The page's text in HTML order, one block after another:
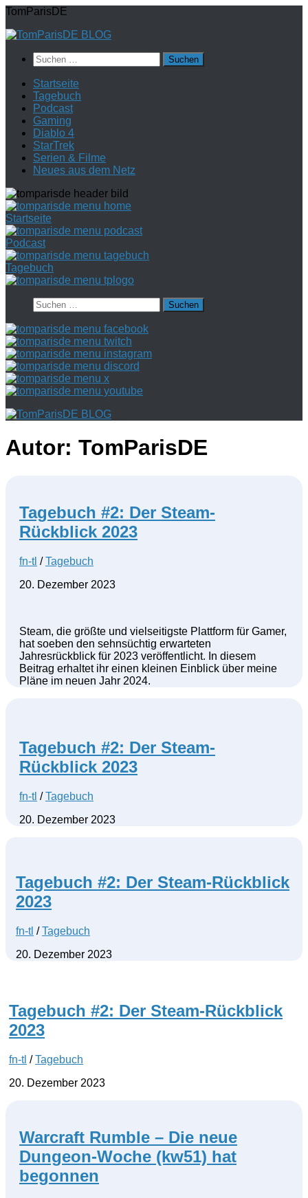
Zum
springen
TomParisDE
Suchen
nach:
Startseite
Tagebuch
Podcast
Gaming
Diablo 4
StarTrek
Serien & Filme
Neues aus dem Netz
Startseite
Podcast
Tagebuch
Suchen
nach:
Autor: TomParisDE
Tagebuch #2: Der Steam-
Rückblick 2023
fn-tl /Tagebuch
20. Dezember 2023
Steam, die größte und vielseitigste Plattform für Gamer,
hat soeben den sehnsüchtig erwarteten
Jahresrückblick für 2023 veröffentlicht. In diesem
Beitrag erhaltet ihr einen kleinen Einblick über meine
Pläne im neuen Jahr 2024.
Tagebuch #2: Der Steam-
Rückblick 2023
fn-tl /Tagebuch
20. Dezember 2023
Tagebuch #2: Der Steam-Rückblick
2023
fn-tl /Tagebuch
20. Dezember 2023
Tagebuch #2: Der Steam-Rückblick
2023
fn-tl /Tagebuch
20. Dezember 2023
Warcraft Rumble – Die neue
Dungeon-Woche (kw51) hat
begonnen